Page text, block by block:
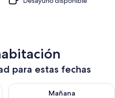
para estas fechas
noche, ago 9 - ago 10
Mañana
Consulta la disponibilidad